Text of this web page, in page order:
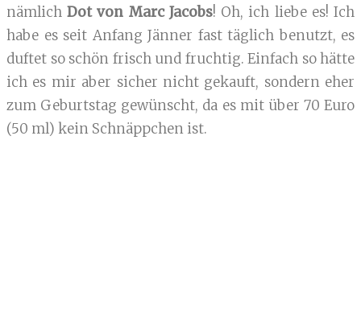
nämlichDot von Marc Jacobs! Oh, ich liebe es! Ich
habe es seit Anfang Jänner fast täglich benutzt, es
duftet so schön frisch und fruchtig. Einfach so hätte
ich es mir aber sicher nicht gekauft, sondern eher
zum Geburtstag gewünscht, da es mit über 70 Euro
(50 ml) kein Schnäppchen ist.